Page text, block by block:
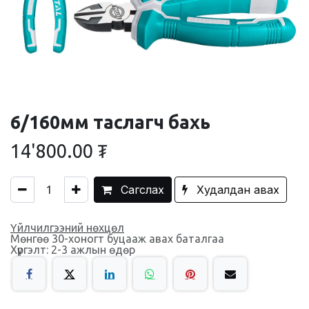
6/160мм таслагч бахь
14'800.00 ₮
Сагслах Худалдан авах
Үйлчилгээний нөхцөл
Мөнгөө 30-хоногт буцааж авах баталгаа
Хүргэлт: 2-3 ажлын өдөр